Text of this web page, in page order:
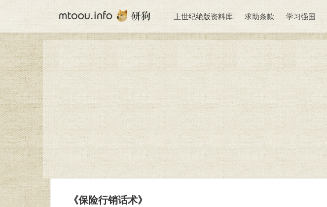
上世纪绝版资料库 求助条款 学习强国
《保险行销话术》